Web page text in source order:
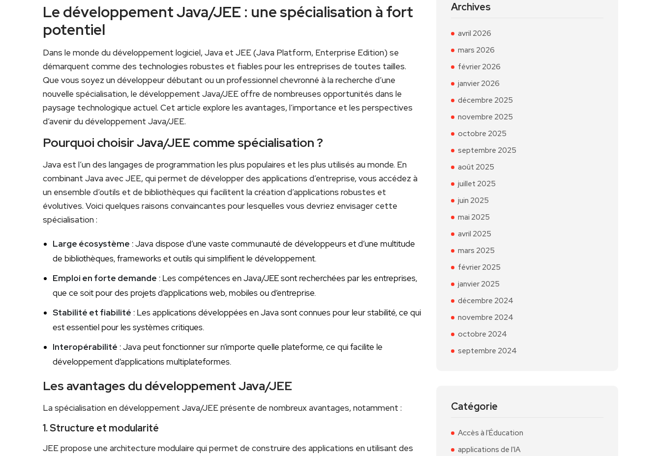
Le développement Java/JEE : une spécialisation à fort
potentiel
Dans le monde du développement logiciel, Java et JEE (Java Platform, Enterprise Edition) se
démarquent comme des ​technologies robustes et ‍fiables​ pour les entreprises de toutes tailles.
Que vous soyez un développeur débutant ou un professionnel chevronné à la recherche d’une
nouvelle spécialisation, ‌le ⁤développement Java/JEE⁣ offre de nombreuses⁣ opportunités dans le
⁤paysage technologique actuel. Cet article explore les avantages, l’importance et les perspectives​
d’avenir du développement Java/JEE.
Pourquoi choisir Java/JEE⁤ comme spécialisation ?
Java est l’un des langages⁢ de programmation les plus ⁣populaires ‍et les plus utilisés​ au monde. En
combinant Java avec JEE, qui permet de développer des applications​ d’entreprise, vous accédez à‌
un ensemble d’outils et de bibliothèques qui facilitent la création d’applications robustes et
évolutives. Voici quelques raisons convaincantes pour​ lesquelles vous devriez envisager cette
spécialisation :
Large écosystème : Java dispose d’une vaste communauté de ‍développeurs et d’une multitude
de bibliothèques, frameworks et outils qui simplifient le développement.
Emploi en forte demande : Les compétences en ⁤Java/JEE ⁣sont recherchées ⁢par les entreprises,
que ce soit pour des projets d’applications⁤ web, mobiles ou d’entreprise.
Stabilité et fiabilité : Les applications⁤ développées en Java sont connues pour leur stabilité, ce ‌qui
est essentiel⁣ pour les systèmes​ critiques.
Interopérabilité : Java peut‍ fonctionner⁤ sur⁤ n’importe quelle plateforme, ce qui facilite le
développement d’applications multiplateformes.
Les avantages du développement Java/JEE
La spécialisation en développement Java/JEE présente‌ de nombreux avantages, notamment :
1. Structure et modularité
JEE propose une architecture modulaire⁣ qui permet⁤ de construire des applications en utilisant des
Archives
avril 2026
mars 2026
février 2026
janvier 2026
décembre 2025
novembre 2025
octobre 2025
septembre 2025
août 2025
juillet 2025
juin 2025
mai 2025
avril 2025
mars 2025
février 2025
janvier 2025
décembre 2024
novembre 2024
octobre 2024
septembre 2024
Catégorie
Accès à l'Éducation
applications de l'IA